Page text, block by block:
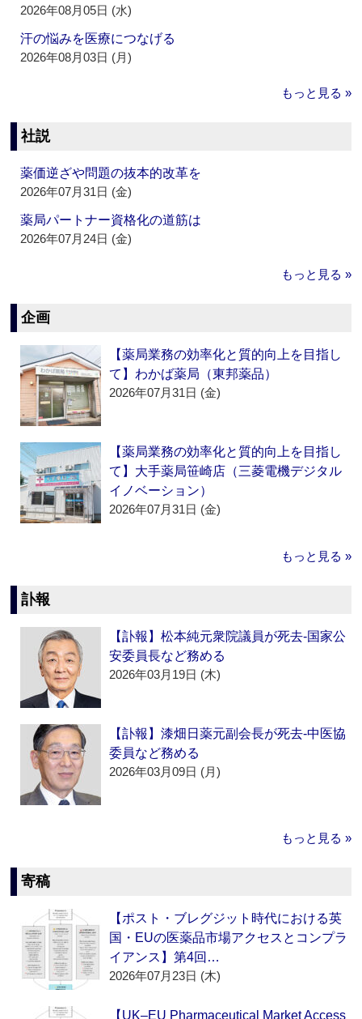
2026年08月05日 (水)
汗の悩みを医療につなげる
2026年08月03日 (月)
もっと見る »
社説
薬価逆ざや問題の抜本的改革を
2026年07月31日 (金)
薬局パートナー資格化の道筋は
2026年07月24日 (金)
もっと見る »
企画
【薬局業務の効率化と質的向上を目指し
て】わかば薬局（東邦薬品）
2026年07月31日 (金)
【薬局業務の効率化と質的向上を目指し
て】大手薬局笹崎店（三菱電機デジタル
イノベーション）
2026年07月31日 (金)
もっと見る »
訃報
【訃報】松本純元衆院議員が死去‐国家公
安委員長など務める
2026年03月19日 (木)
【訃報】漆畑日薬元副会長が死去‐中医協
委員など務める
2026年03月09日 (月)
もっと見る »
寄稿
【ポスト・ブレグジット時代における英
国・EUの医薬品市場アクセスとコンプラ
イアンス】第4回…
2026年07月23日 (木)
【UK–EU Pharmaceutical Market Access